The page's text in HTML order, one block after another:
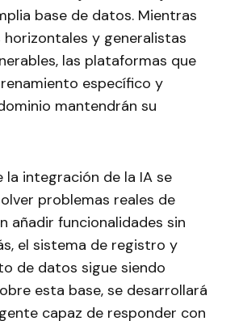
base de datos. Mientras
horizontales y generalistas
las plataformas que
específico y
mantendrán su
la integración de la IA se
problemas reales de
añadir funcionalidades sin
el sistema de registro y
de datos sigue siendo
esta base, se desarrollará
capaz de responder con